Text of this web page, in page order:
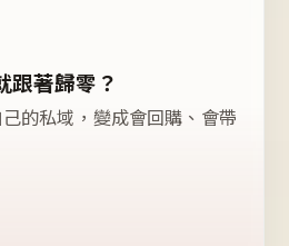
跟著歸零？
的私域，變成會回購、會帶